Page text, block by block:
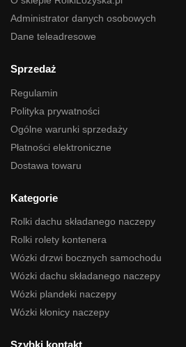
Administrator danych osobowych
Dane teleadresowe
Sprzedaż
Regulamin
Polityka prywatności
Ogólne warunki sprzedaży
Płatności elektroniczne
Dostawa towaru
Kategorie
Rolki dachu składanego naczepy
Rolki rolety kontenera
Wózki drzwi bocznych samochodu
Wózki dachu składanego naczepy
Wózki plandeki naczepy
Wózki kłonicy naczepy
Szybki kontakt